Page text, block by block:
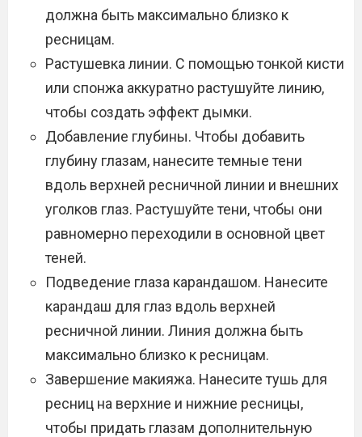
должна быть максимально близко к
ресницам.
Растушевка линии. С помощью тонкой кисти
или спонжа аккуратно растушуйте линию,
чтобы создать эффект дымки.
Добавление глубины. Чтобы добавить
глубину глазам, нанесите темные тени
вдоль верхней ресничной линии и внешних
уголков глаз. Растушуйте тени, чтобы они
равномерно переходили в основной цвет
теней.
Подведение глаза карандашом. Нанесите
карандаш для глаз вдоль верхней
ресничной линии. Линия должна быть
максимально близко к ресницам.
Завершение макияжа. Нанесите тушь для
ресниц на верхние и нижние ресницы,
чтобы придать глазам дополнительную